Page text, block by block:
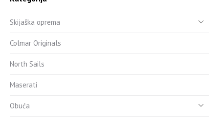
Skijaška oprema
Colmar Originals
North Sails
Maserati
Obuća